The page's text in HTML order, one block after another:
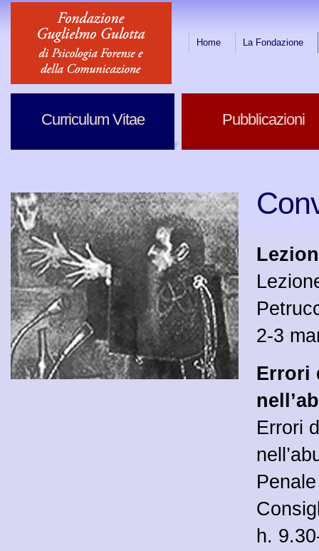
Home La Fondazione
Curriculum Vitae Pubblicazioni
2-3
Errori
Errori
h.